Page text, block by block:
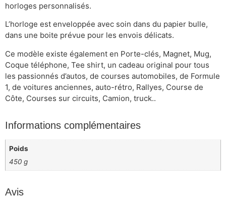
horloges personnalisés.
L’horloge est enveloppée avec soin dans du papier bulle,
dans une boite prévue pour les envois délicats.
Ce modèle existe également en Porte-clés, Magnet, Mug,
Coque téléphone, Tee shirt, un cadeau original pour tous
les passionnés d’autos, de courses automobiles, de Formule
1, de voitures anciennes, auto-rétro, Rallyes, Course de
Côte, Courses sur circuits, Camion, truck..
Informations complémentaires
Poids
450 g
Avis